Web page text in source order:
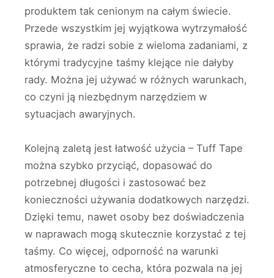
produktem tak cenionym na całym świecie.
Przede wszystkim jej wyjątkowa wytrzymałość
sprawia, że radzi sobie z wieloma zadaniami, z
którymi tradycyjne taśmy klejące nie dałyby
rady. Można jej używać w różnych warunkach,
co czyni ją niezbędnym narzędziem w
sytuacjach awaryjnych.
Kolejną zaletą jest łatwość użycia – Tuff Tape
można szybko przyciąć, dopasować do
potrzebnej długości i zastosować bez
konieczności używania dodatkowych narzędzi.
Dzięki temu, nawet osoby bez doświadczenia
w naprawach mogą skutecznie korzystać z tej
taśmy. Co więcej, odporność na warunki
atmosferyczne to cecha, która pozwala na jej